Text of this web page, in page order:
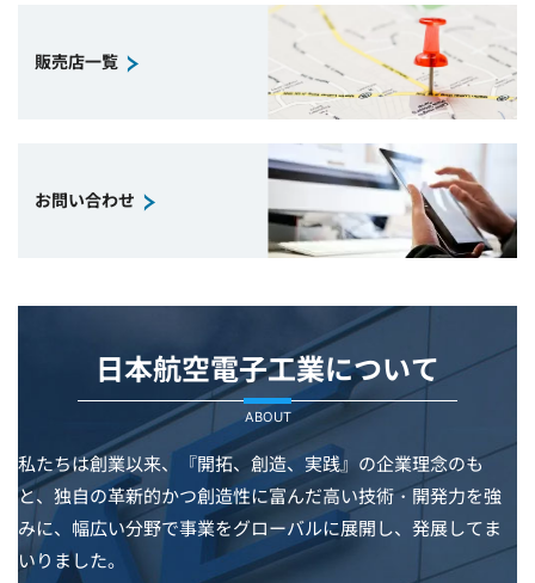
販売店一覧
お問い合わせ
日本航空電子工業について
ABOUT
私たちは創業以来、『開拓、創造、実践』の企業理念のも
と、独自の革新的かつ創造性に富んだ高い技術・開発力を強
みに、幅広い分野で事業をグローバルに展開し、発展してま
いりました。